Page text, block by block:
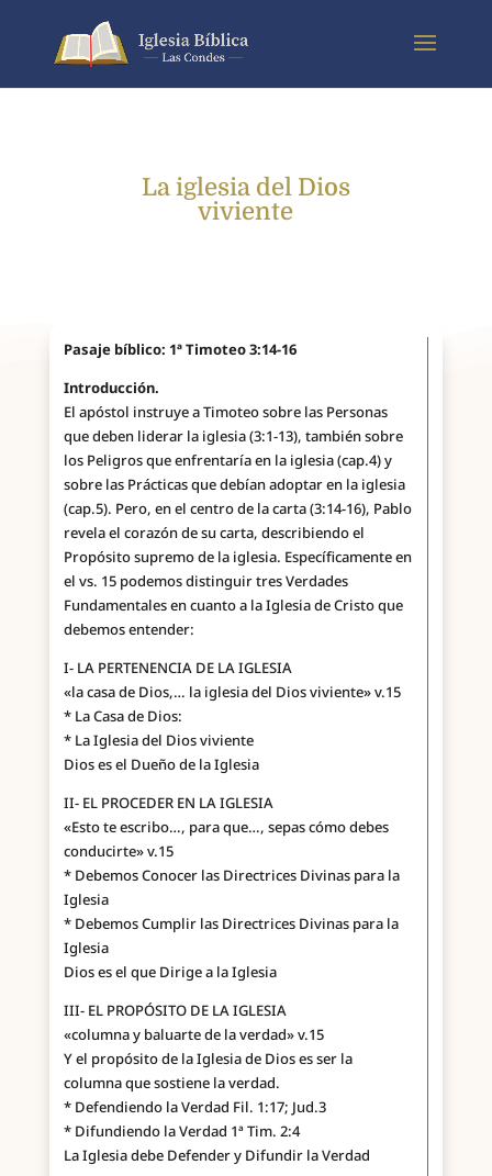
La iglesia del Dios
viviente
Pasaje bíblico: 1ª Timoteo 3:14-16
Introducción.
El apóstol instruye a Timoteo sobre las Personas
que deben liderar la iglesia (3:1-13), también sobre
los Peligros que enfrentaría en la iglesia (cap.4) y
sobre las Prácticas que debían adoptar en la iglesia
(cap.5). Pero, en el centro de la carta (3:14-16), Pablo
revela el corazón de su carta, describiendo el
Propósito supremo de la iglesia. Específicamente en
el vs. 15 podemos distinguir tres Verdades
Fundamentales en cuanto a la Iglesia de Cristo que
debemos entender:
I- LA PERTENENCIA DE LA IGLESIA
«la casa de Dios,… la iglesia del Dios viviente» v.15
* La Casa de Dios:
* La Iglesia del Dios viviente
Dios es el Dueño de la Iglesia
II- EL PROCEDER EN LA IGLESIA
«Esto te escribo…, para que…, sepas cómo debes
conducirte» v.15
* Debemos Conocer las Directrices Divinas para la
Iglesia
* Debemos Cumplir las Directrices Divinas para la
Iglesia
Dios es el que Dirige a la Iglesia
III- EL PROPÓSITO DE LA IGLESIA
«columna y baluarte de la verdad» v.15
Y el propósito de la Iglesia de Dios es ser la
columna que sostiene la verdad.
* Defendiendo la Verdad Fil. 1:17; Jud.3
* Difundiendo la Verdad 1ª Tim. 2:4
La Iglesia debe Defender y Difundir la Verdad